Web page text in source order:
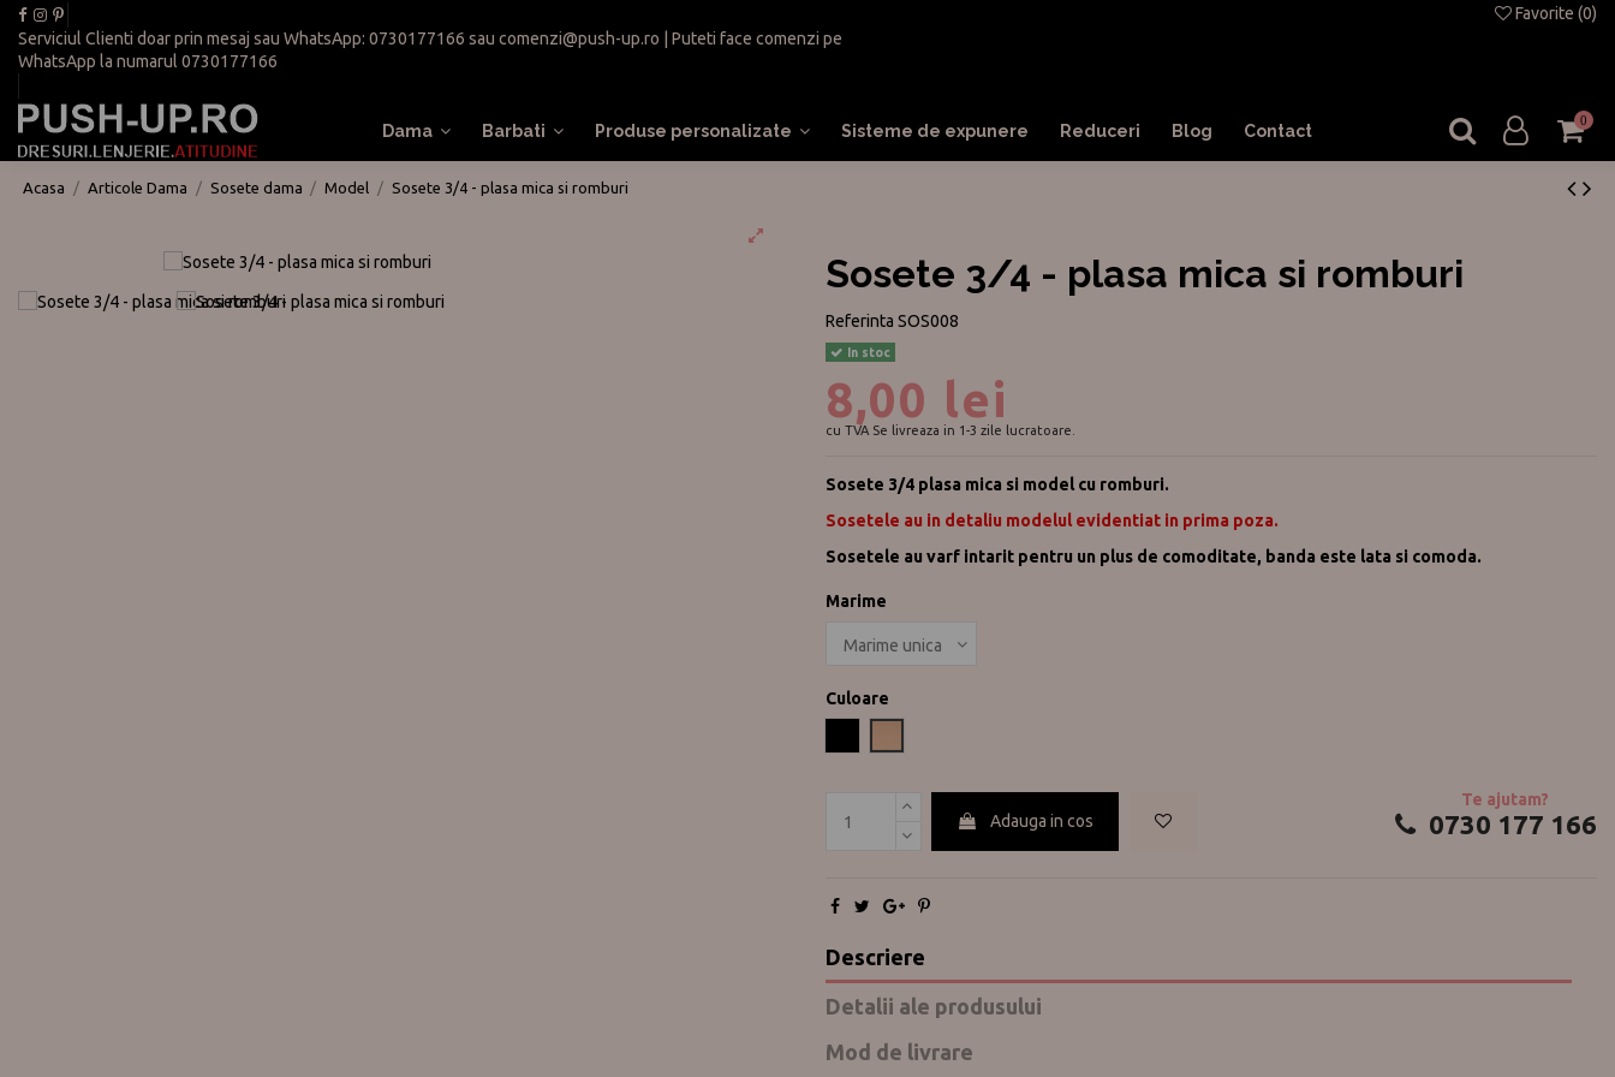
Serviciul Clienti doar prin mesaj sau WhatsApp: 0730177166 sau comenzi@push-up.ro | Puteti face comenzi pe
WhatsApp la numarul 0730177166
Favorite (0)
Dama Barbati Produse personalizate Sisteme de expunere Reduceri Blog Contact
0
Acasa Articole Dama Sosete dama Model Sosete 3/4 - plasa mica si romburi
Sosete 3/4 - plasa mica si romburi
Referinta SOS008
In stoc
8,00 lei
cu TVA Se livreaza in 1-3 zile lucratoare.
Sosete 3/4 plasa mica si model cu romburi.
Sosetele au in detaliu modelul evidentiat in prima poza.
Sosetele au varf intarit pentru un plus de comoditate, banda este lata si comoda.
Marime
Culoare
Adauga in cos
Te ajutam?
0730 177 166
Descriere
Detalii ale produsului
Mod de livrare